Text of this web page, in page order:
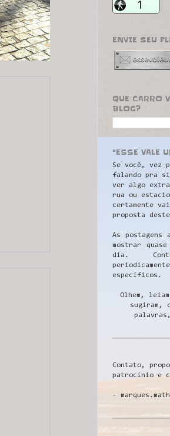
ENVIE SEU
QUE CARRO
BLOG?
"ESSE VALE
Se você, vez
falando pra si
ver algo
rua ou
certamente
proposta
As postagens
mostrar
dia.
específicos.
Olhem,
sugiram,
Contato,
patrocínio e
-